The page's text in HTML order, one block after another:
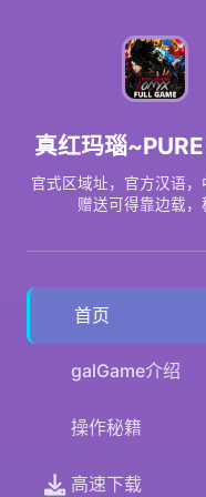
真红玛瑙
官式区域址，官方汉语，
赠送可得靠边载，
首页
galGame介绍
操作秘籍
高速下载